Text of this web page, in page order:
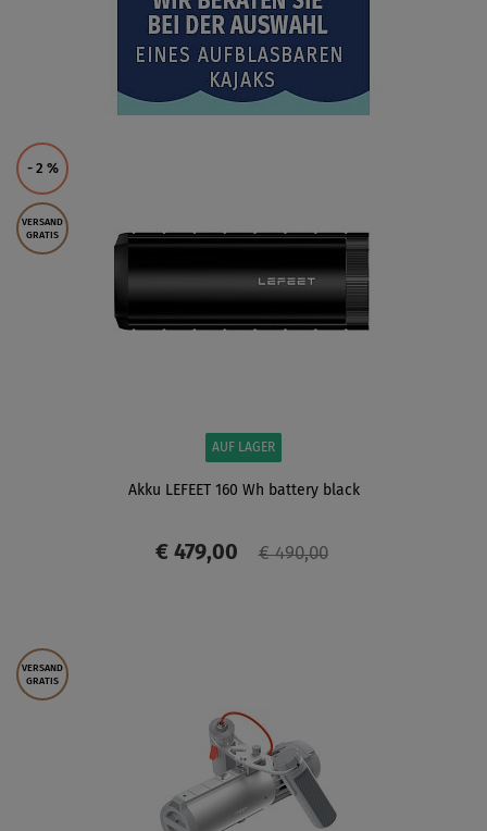
- 2 %
VERSAND
GRATIS
AUF LAGER
Akku LEFEET 160 Wh battery black
€ 479,00 € 490,00
VERSAND
GRATIS